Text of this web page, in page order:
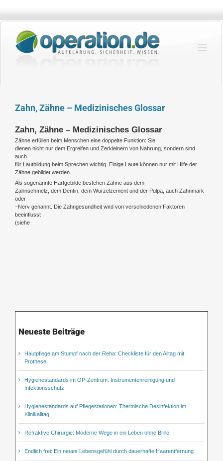
springen
Zahn, Zähne – Medizinisches Glossar
Zahn, Zähne – Medizinisches Glossar
Zähne erfüllen beim Menschen eine doppelte Funktion: Sie
dienen nicht nur dem Ergreifen und Zerkleinern von Nahrung, sondern sind
auch
für Lautbildung beim Sprechen wichtig. Einige Laute können nur mit Hilfe der
Zähne gebildet werden.
Als sogenannte Hartgebilde bestehen Zähne aus dem
Zahnschmelz, dem Dentin, dem Wurzelzement und der Pulpa, auch Zahnmark
oder
–Nerv genannt. Die Zahngesundheit wird von verschiedenen Faktoren
beeinflusst
(siehe
Neueste Beiträge
Hautpflege am Stumpf nach der Reha: Checkliste für den Alltag mit
Prothese
Hygienestandards im OP-Zentrum: Instrumentenreinigung und
Infektionsschutz
Hygienestandards auf Pflegestationen: Thermische Desinfektion im
Klinikalltag
Refraktive Chirurgie: Moderne Wege in ein Leben ohne Brille
Endlich frei: Ein neues Lebensgefühl durch dauerhafte Haarentfernung